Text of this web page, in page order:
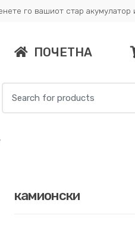
го вашиот стар акумулатор
ПОЧЕТНА
for:
камионски